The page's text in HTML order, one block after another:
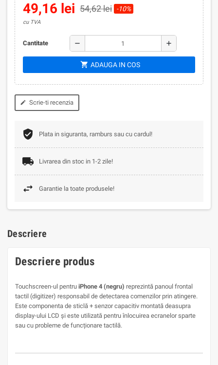
49,16 lei 54,62 lei -10%
cu TVA
Cantitate remove add
shopping_cart ADAUGA IN COS
edit Scrie-ti recenzia
Plata in siguranta, ramburs sau cu cardul!
Livrarea din stoc in 1-2 zile!
Garantie la toate produsele!
Descriere
Descriere produs
Touchscreen-ul pentru iPhone 4 (negru) reprezintă panoul frontal
tactil (digitizer) responsabil de detectarea comenzilor prin atingere.
Este componenta de sticlă + senzor capacitiv montată deasupra
display-ului LCD și este utilizată pentru înlocuirea ecranelor sparte
sau cu probleme de funcționare tactilă.